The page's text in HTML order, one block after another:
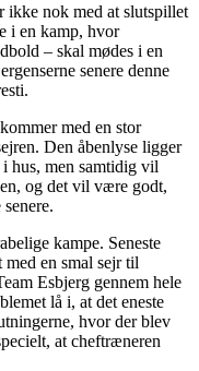
ikke nok med at slutspillet
i en kamp, hvor
– skal mødes i en
senere denne
med en stor
Den åbenlyse ligger
hus, men samtidig vil
og det vil være godt,
kampe. Seneste
en smal sejr til
Esbjerg gennem hele
lå i, at det eneste
hvor der blev
at cheftræneren